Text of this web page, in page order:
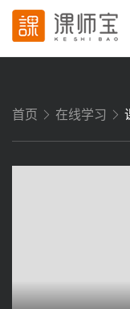
首页 在线学习